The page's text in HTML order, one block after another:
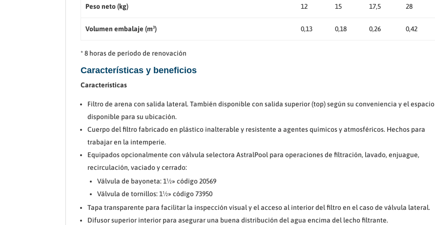
Peso neto (kg) 12 15 17,5 28
Volumen embalaje (m³) 0,13 0,18 0,26 0,42
* 8 horas de período de renovación
Características y beneficios
Características
Filtro de arena con salida lateral. También disponible con salida superior (top) según su conveniencia y el espacio
disponible para su ubicación.
Cuerpo del filtro fabricado en plástico inalterable y resistente a agentes químicos y atmosféricos. Hechos para
trabajar en la intemperie.
Equipados opcionalmente con válvula selectora AstralPool para operaciones de filtración, lavado, enjuague,
recirculación, vaciado y cerrado:
Válvula de bayoneta: 1½» código 20569
Válvula de tornillos: 1½» código 73950
Tapa transparente para facilitar la inspección visual y el acceso al interior del filtro en el caso de válvula lateral.
Difusor superior interior para asegurar una buena distribución del agua encima del lecho filtrante.